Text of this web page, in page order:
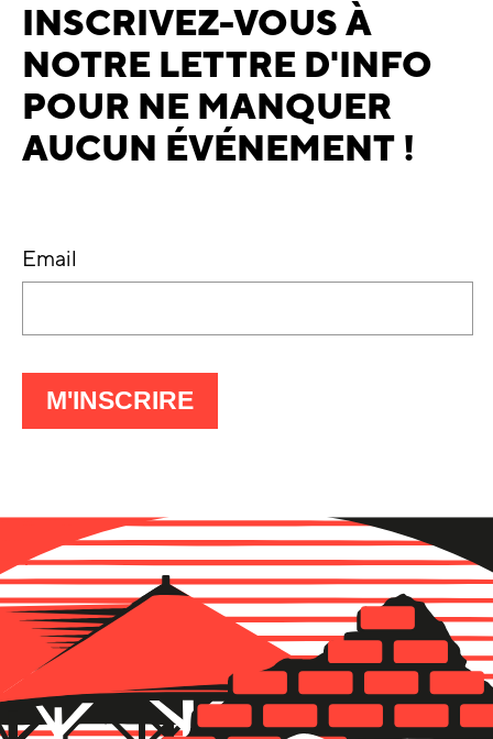
INSCRIVEZ-VOUS À
NOTRE LETTRE D'INFO
POUR NE MANQUER
AUCUN ÉVÉNEMENT !
Email
M'INSCRIREÀ
LA